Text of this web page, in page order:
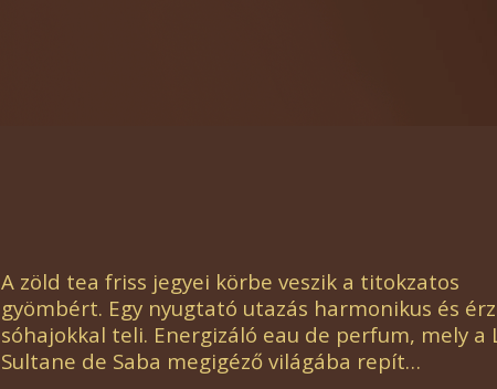
A zöld tea friss jegyei körbe veszik a titokzatos
gyömbért. Egy nyugtató utazás harmonikus és
sóhajokkal teli. Energizáló eau de perfum, mely a
Sultane de Saba megigéző világába repít…